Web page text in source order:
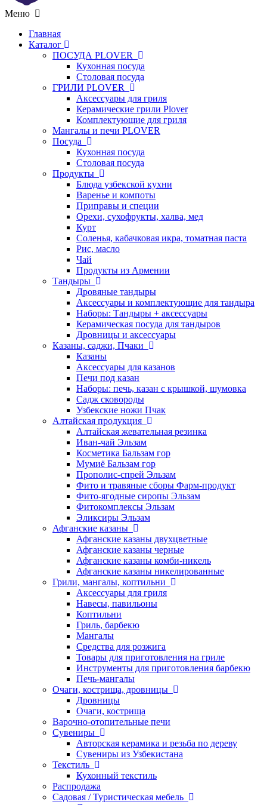
Меню
Главная
Каталог
ПОСУДА PLOVER
Кухонная посуда
Столовая посуда
ГРИЛИ PLOVER
Аксессуары для гриля
Керамические грили Plover
Комплектующие для гриля
Мангалы и печи PLOVER
Посуда
Кухонная посуда
Столовая посуда
Продукты
Блюда узбекской кухни
Варенье и компоты
Приправы и специи
Орехи, сухофрукты, халва, мед
Курт
Соленья, кабачковая икра, томатная паста
Рис, масло
Чай
Продукты из Армении
Тандыры
Дровяные тандыры
Аксессуары и комплектующие для тандыра
Наборы: Тандыры + аксессуары
Керамическая посуда для тандыров
Дровницы и аксессуары
Казаны, саджи, Пчаки
Казаны
Аксессуары для казанов
Печи под казан
Наборы: печь, казан с крышкой, шумовка
Садж сковороды
Узбекские ножи Пчак
Алтайская продукция
Алтайская жевательная резинка
Иван-чай Эльзам
Косметика Бальзам гор
Мумиё Бальзам гор
Прополис-спрей Эльзам
Фито и травяные сборы Фарм-продукт
Фито-ягодные сиропы Эльзам
Фитокомплексы Эльзам
Эликсиры Эльзам
Афганские казаны
Афганские казаны двухцветные
Афганские казаны черные
Афганские казаны комби-никель
Афганские казаны никелированные
Грили, мангалы, коптильни
Аксессуары для гриля
Навесы, павильоны
Коптильни
Гриль, барбекю
Мангалы
Средства для розжига
Товары для приготовления на гриле
Инструменты для приготовления барбекю
Печь-мангалы
Очаги, кострища, дровницы
Дровницы
Очаги, кострища
Варочно-отопительные печи
Сувениры
Авторская керамика и резьба по дереву
Сувениры из Узбекистана
Текстиль
Кухонный текстиль
Распродажа
Садовая / Туристическая мебель